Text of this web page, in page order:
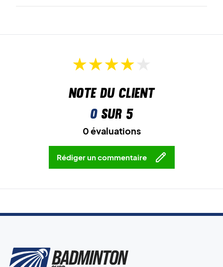
Note du client
0sur 5
0 évaluations
Rédiger un commentaire